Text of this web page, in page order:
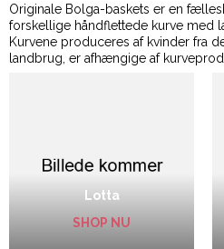
Originale Bolga-baskets er en
forskellige håndflettede kurve med
Kurvene produceres af kvinder fra
landbrug, er afhængige af
Lotta
SHOP NU